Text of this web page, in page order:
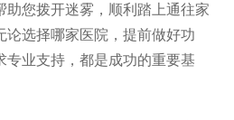
助您拨开迷雾，顺利踏上通往家
论选择哪家医院，提前做好功
专业支持，都是成功的重要基